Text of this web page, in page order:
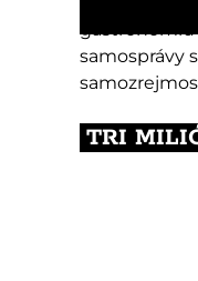
gastronómiu
samosprávy
TRI